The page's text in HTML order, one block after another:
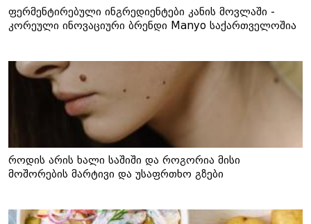
ფერმენტირებული ინგრედიენტები კანის მოვლაში -
კორეული ინოვაციური ბრენდი Manyo საქართველოშია
როდის არის ხალი საშიში და როგორია მისი
მოშორების მარტივი და უსაფრთხო გზები